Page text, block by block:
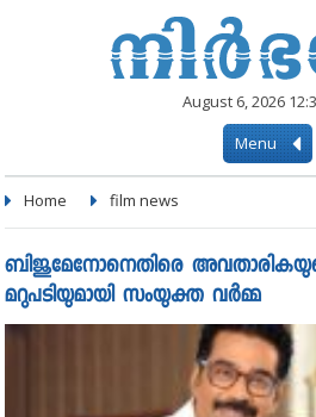
August 6, 2026
Menu
Home film news
ബിജുമേനോനെതിരെ
മറുപടിയുമായി സംയുക്ത വർമ്മ